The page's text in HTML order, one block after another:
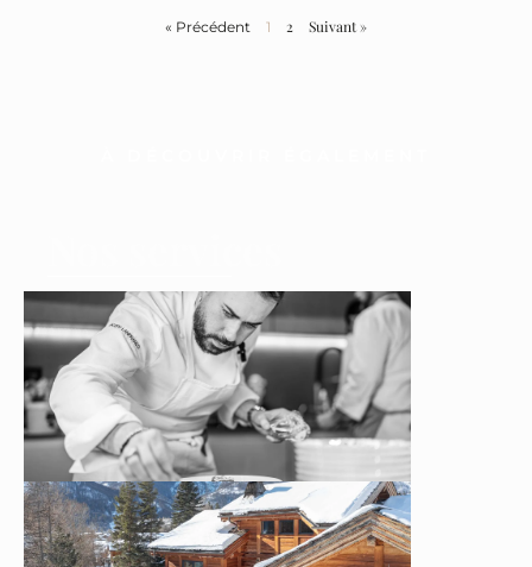
« Précédent 1 2 Suivant »